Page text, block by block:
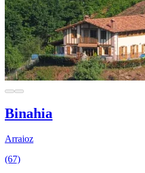
Binahia
Arraioz
(67)